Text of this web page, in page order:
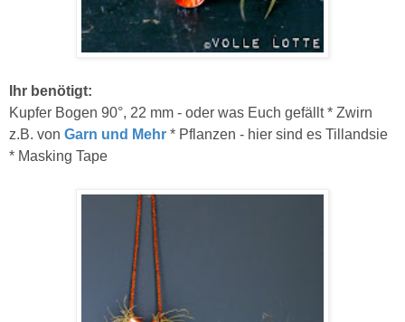
Ihr benötigt:
Kupfer Bogen 90°, 22 mm - oder was Euch gefällt * Zwirn
z.B. von Garn und Mehr * Pflanzen - hier sind es Tillandsie
* Masking Tape